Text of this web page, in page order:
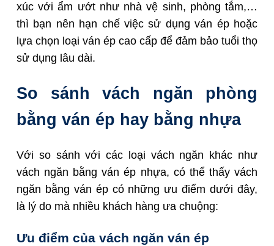
xúc với ẩm ướt như nhà vệ sinh, phòng tắm,…
thì bạn nên hạn chế việc sử dụng ván ép hoặc
lựa chọn loại ván ép cao cấp để đảm bảo tuổi thọ
sử dụng lâu dài.
So sánh vách ngăn phòng
bằng ván ép hay bằng nhựa
Với so sánh với các loại vách ngăn khác như
vách ngăn bằng ván ép nhựa, có thể thấy vách
ngăn bằng ván ép có những ưu điểm dưới đây,
là lý do mà nhiều khách hàng ưa chuộng:
Ưu điểm của vách ngăn ván ép